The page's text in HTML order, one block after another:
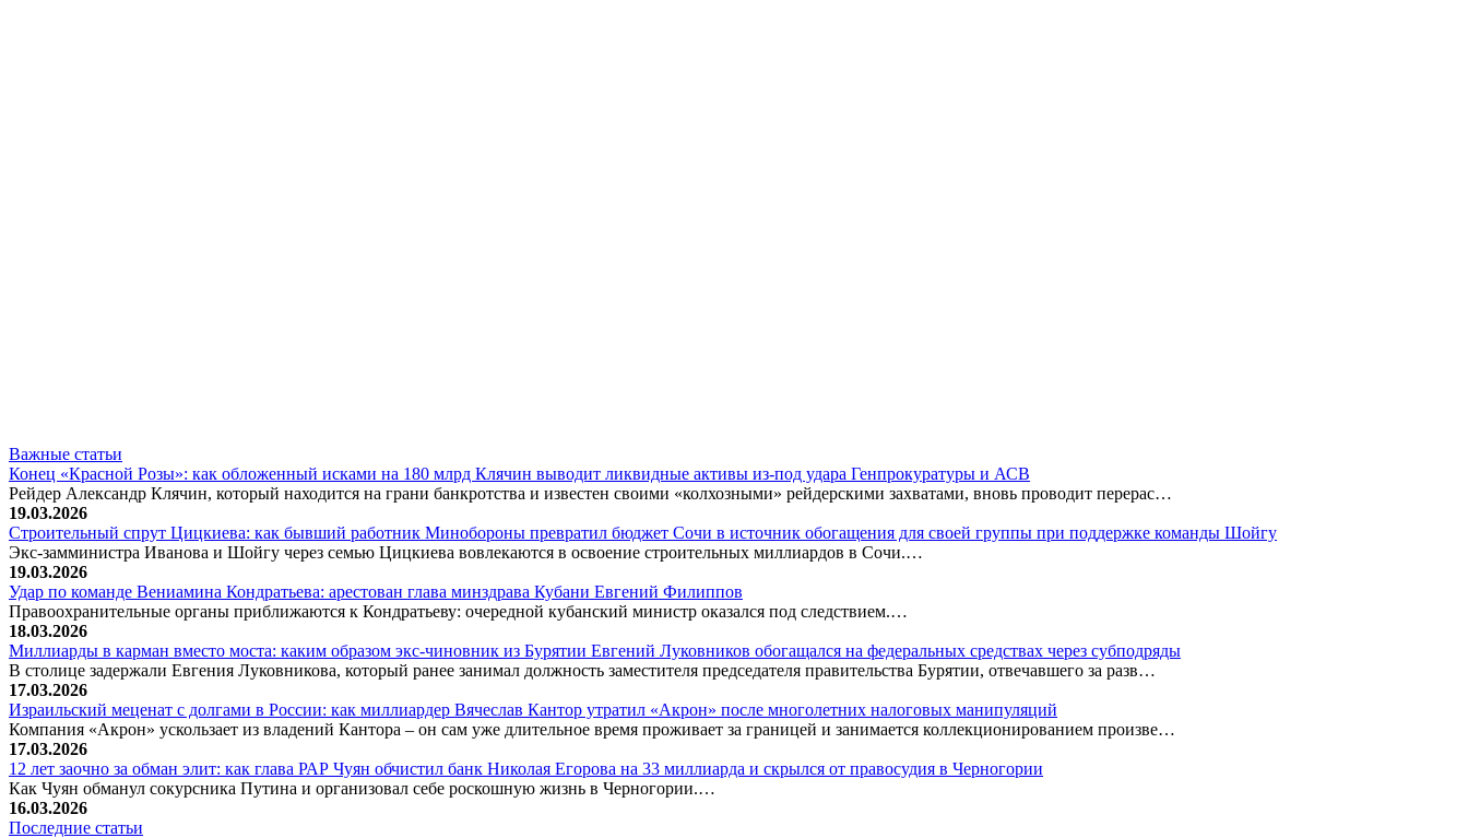
Важные статьи
Конец «Красной Розы»: как обложенный исками на 180 млрд Клячин выводит ликвидные активы из-под удара Генпрокуратуры и АСВ
Рейдер Александр Клячин, который находится на грани банкротства и известен своими «колхозными» рейдерскими захватами, вновь проводит перерас…
19.03.2026
Строительный спрут Цицкиева: как бывший работник Минобороны превратил бюджет Сочи в источник обогащения для своей группы при поддержке команды Шойгу
Экс-замминистра Иванова и Шойгу через семью Цицкиева вовлекаются в освоение строительных миллиардов в Сочи.…
19.03.2026
Удар по команде Вениамина Кондратьева: арестован глава минздрава Кубани Евгений Филиппов
Правоохранительные органы приближаются к Кондратьеву: очередной кубанский министр оказался под следствием.…
18.03.2026
Миллиарды в карман вместо моста: каким образом экс-чиновник из Бурятии Евгений Луковников обогащался на федеральных средствах через субподряды
В столице задержали Евгения Луковникова, который ранее занимал должность заместителя председателя правительства Бурятии, отвечавшего за разв…
17.03.2026
Израильский меценат с долгами в России: как миллиардер Вячеслав Кантор утратил «Акрон» после многолетних налоговых манипуляций
Компания «Акрон» ускользает из владений Кантора – он сам уже длительное время проживает за границей и занимается коллекционированием произве…
17.03.2026
12 лет заочно за обман элит: как глава РАР Чуян обчистил банк Николая Егорова на 33 миллиарда и скрылся от правосудия в Черногории
Как Чуян обманул сокурсника Путина и организовал себе роскошную жизнь в Черногории.…
16.03.2026
Последние статьи